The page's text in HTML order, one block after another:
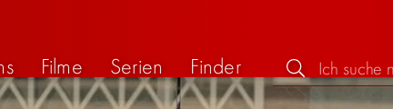
Filme Serien Finder